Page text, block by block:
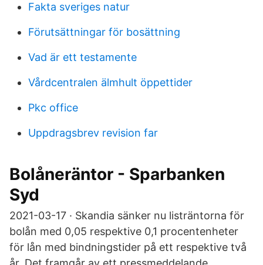
Fakta sveriges natur
Förutsättningar för bosättning
Vad är ett testamente
Vårdcentralen älmhult öppettider
Pkc office
Uppdragsbrev revision far
Bolåneräntor - Sparbanken
Syd
2021-03-17 · Skandia sänker nu listräntorna för
bolån med 0,05 respektive 0,1 procentenheter
för lån med bindningstider på ett respektive två